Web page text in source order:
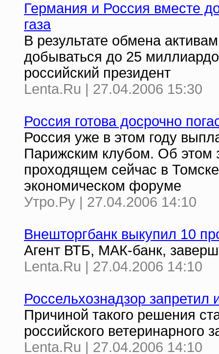
Германия и Россия вместе
газа
В результате обмена
добываться до 25
российский президент
Lenta.Ru | 27.04.2006 15:30
Россия готова досрочно
Россия уже в этом году
Парижским клубом. Об этом
проходящем сейчас в
экономическом форуме
Утро.Ру | 27.04.2006 14:10
Внешторгбанк выкупил 10
Агент ВТБ, МАК-банк,
Lenta.Ru | 27.04.2006 14:10
Россельхознадзор запретил
Причиной такого решения
российского ветеринарного
Lenta.Ru | 27.04.2006 14:10